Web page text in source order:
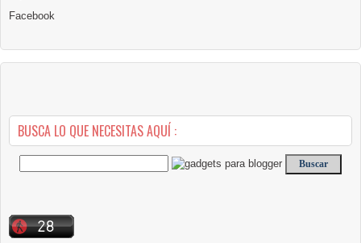
Facebook
BUSCA LO QUE NECESITAS AQUÍ :